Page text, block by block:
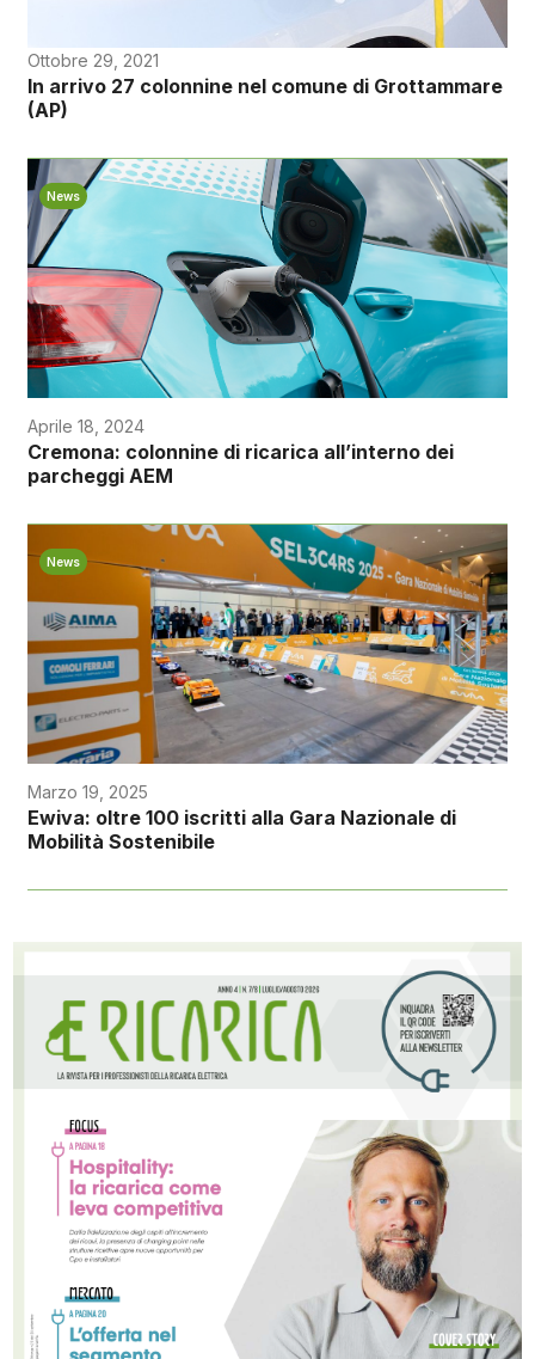
Ottobre 29, 2021
In arrivo 27 colonnine nel comune di Grottammare
(AP)
News
Aprile 18, 2024
Cremona: colonnine di ricarica all’interno dei
parcheggi AEM
News
Marzo 19, 2025
Ewiva: oltre 100 iscritti alla Gara Nazionale di
Mobilità Sostenibile